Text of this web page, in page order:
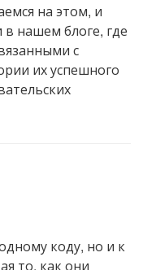
на этом, и
нашем блоге, где
с
их успешного
коду, но и к
то, как они